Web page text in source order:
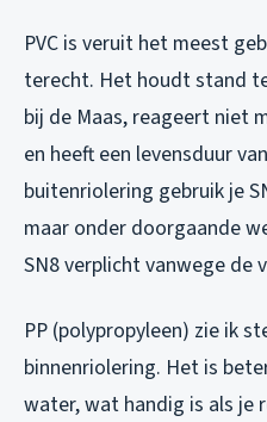
PVC is veruit het meest
terecht. Het houdt stand
bij de Maas, reageert niet
en heeft een levensduur
buitenriolering gebruik je
maar onder doorgaande
SN8 verplicht vanwege de
PP (polypropyleen) zie ik
binnenriolering. Het is
water, wat handig is als je